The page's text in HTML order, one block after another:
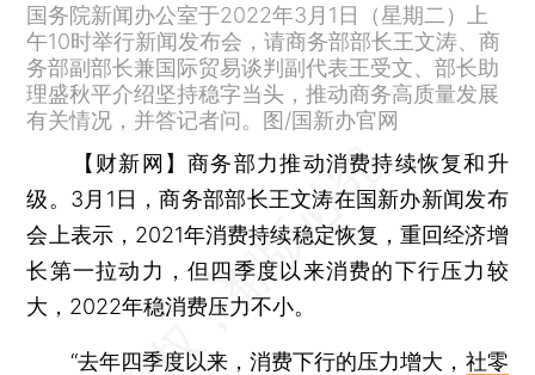
国务院新闻办公室于2022年3月1日（星期二）上
午10时举行新闻发布会，请商务部部长王文涛、商
务部副部长兼国际贸易谈判副代表王受文、部长助
理盛秋平介绍坚持稳字当头，推动商务高质量发展
有关情况，并答记者问。图/国新办官网
【财新网】商务部力推动消费持续恢复和升
级。3月1日，商务部部长王文涛在国新办新闻发布
会上表示，2021年消费持续稳定恢复，重回经济增
长第一拉动力，但四季度以来消费的下行压力较
大，2022年稳消费压力不小。
“去年四季度以来，消费下行的压力增大， 社零